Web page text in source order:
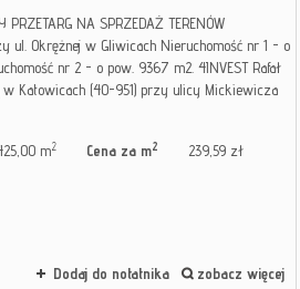
PRZETARG NA SPRZEDAŻ TERENÓW
ul. Okrężnej w Gliwicach Nieruchomość nr 1 - o
nr 2 - o pow. 9367 m2. 4INVEST Rafał
w Katowicach (40-951) przy ulicy Mickiewicza
m2 Cena za m2 239,59 zł
Dodaj do notatnika zobacz więcej